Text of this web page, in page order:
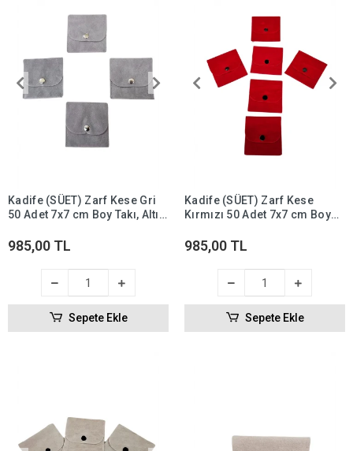
Kadife (SÜET) Zarf Kese Gri
50 Adet 7x7 cm Boy Takı, Altın
985,00 TL
Sepete Ekle
Kadife (SÜET) Zarf Kese
Kırmızı 50 Adet 7x7 cm Boy
985,00 TL
Sepete Ekle